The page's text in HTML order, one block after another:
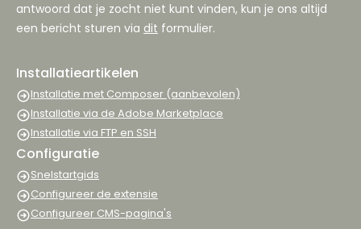
antwoord dat je zocht niet kunt vinden, kun je ons altijd
een bericht sturen via dit formulier.
Installatieartikelen
Installatie met Composer (aanbevolen)
Installatie via de Adobe Marketplace
Installatie via FTP en SSH
Configuratie
Snelstartgids
Configureer de extensie
Configureer CMS-pagina's